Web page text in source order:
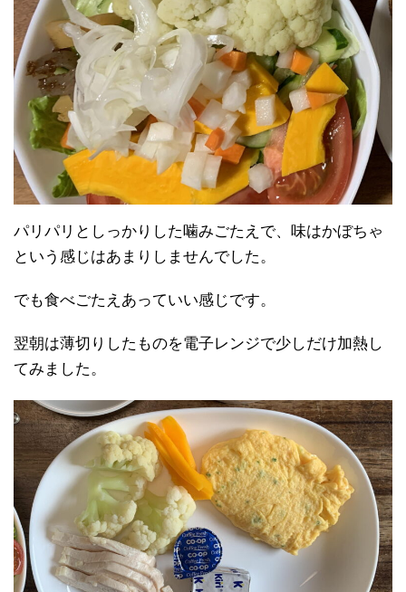
パリパリとしっかりした噛みごたえで、味はかぼちゃ
という感じはあまりしませんでした。
でも食べごたえあっていい感じです。
翌朝は薄切りしたものを電子レンジで少しだけ加熱し
てみました。